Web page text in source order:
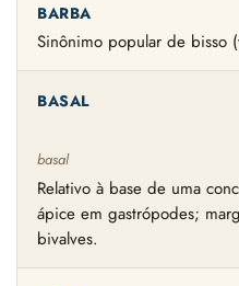
BARBA
Sinônimo popular de bisso
BASAL
basal
Relativo à base de uma
ápice em gastrópodes;
bivalves.